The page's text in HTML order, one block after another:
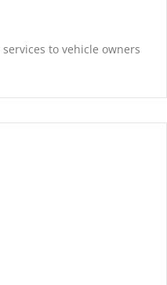
to vehicle owners